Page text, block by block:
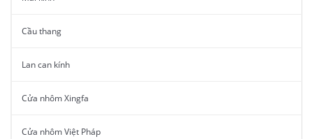
Cầu thang
Lan can kính
Cửa nhôm Xingfa
Cửa nhôm Việt Pháp